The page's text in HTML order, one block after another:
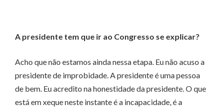
A presidente tem que ir ao Congresso se explicar?
Acho que não estamos ainda nessa etapa. Eu não acuso a
presidente de improbidade. A presidente é uma pessoa
de bem. Eu acredito na honestidade da presidente. O que
está em xeque neste instante é a incapacidade, é a